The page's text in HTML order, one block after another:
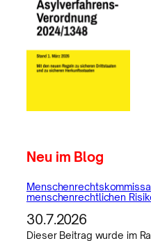
Neu im Blog
menschenrechtlichen
30.7.2026
Dieser Beitrag wurde im